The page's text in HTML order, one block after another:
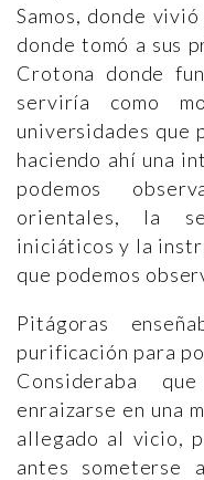
Samos, donde
donde tomó a sus
Crotona donde
serviría como
universidades que
haciendo ahí una
podemos
orientales, la
iniciáticos y la
que podemos
Pitágoras
purificación para
Consideraba
enraizarse en una
allegado al vicio,
antes someterse